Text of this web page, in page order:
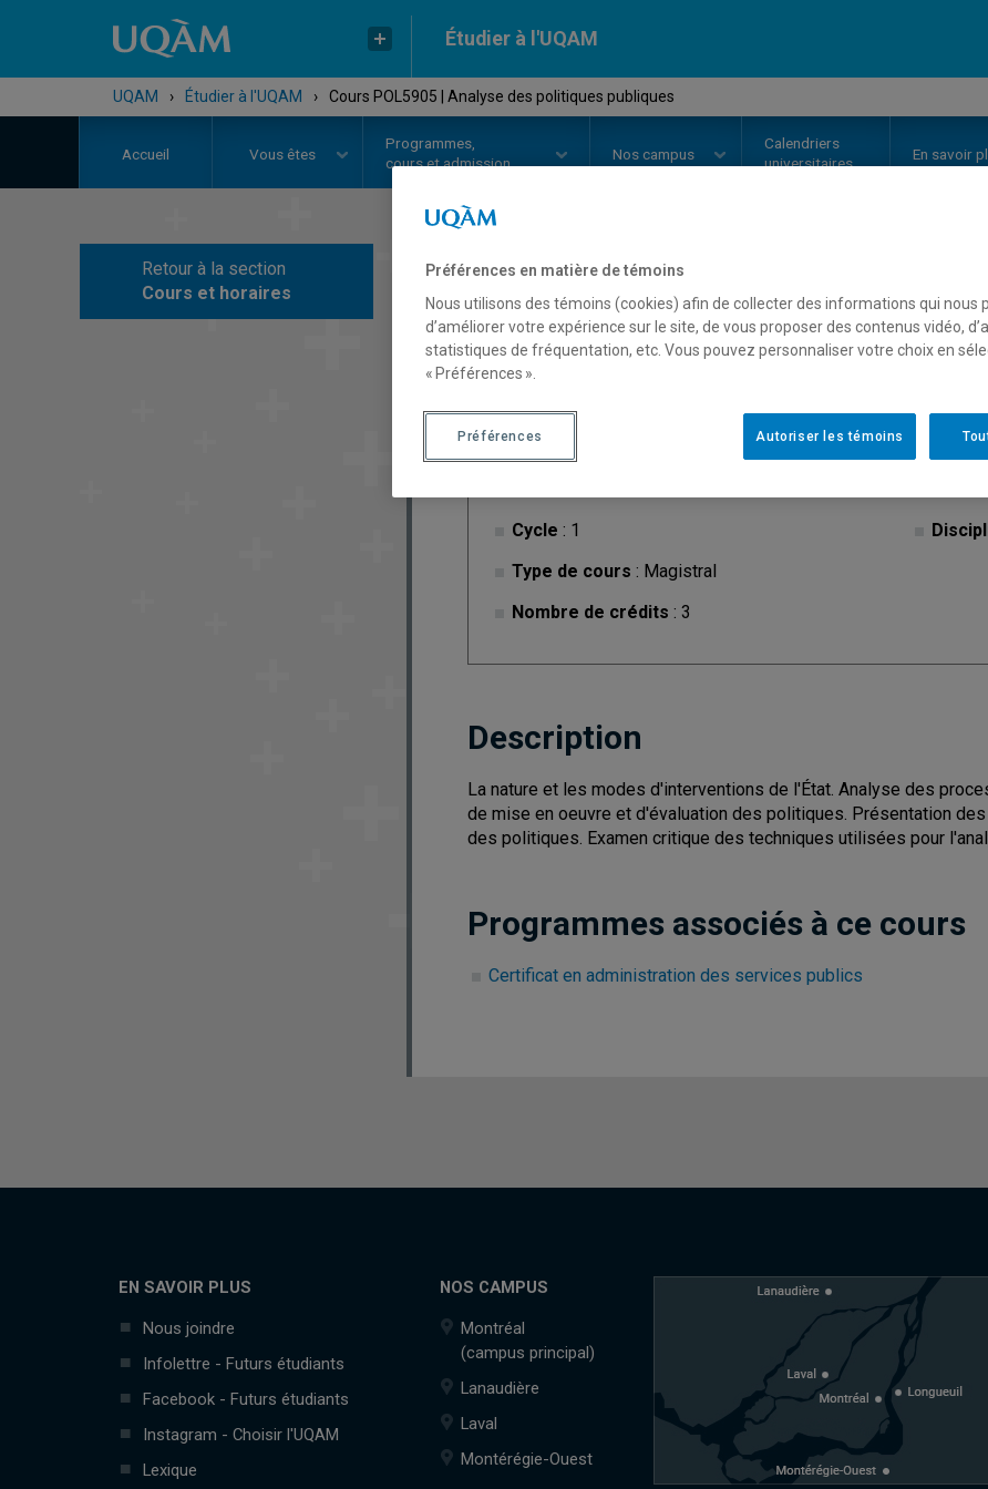
Étudier à l'UQAM
UQAM › Étudier à l'UQAM › Cours POL5905 | Analyse des politiques publiques
Accueil Vous êtes
Programmes,
cours et admission
Nos campus
Calendriers
universitaires
En savoir
Retour à la section
Cours et horaires
COURS// POL5905-Analyse des
Description
Cycle : 1
Type de cours : Magistral
Nombre de crédits : 3
Description
La nature et les modes d'interventions de l'État. Analyse des
de mise en oeuvre et d'évaluation des politiques. Présentation
des politiques. Examen critique des techniques utilisées pour
Programmes associés à ce cours
Certificat en administration des services publics
EN SAVOIR PLUS
Nous joindre
Infolettre - Futurs étudiants
Facebook - Futurs étudiants
Instagram - Choisir l'UQAM
Lexique
NOS CAMPUS
Montréal
(campus principal)
Lanaudière
Laval
Montérégie-Ouest
Préférences en matière de témoins
Nous utilisons des témoins (cookies) afin de collecter des informations qui nous
d’améliorer votre expérience sur le site, de vous proposer des contenus vidéo,
statistiques de fréquentation, etc. Vous pouvez personnaliser votre choix en
« Préférences ».
Autoriser les témoins
Préférences